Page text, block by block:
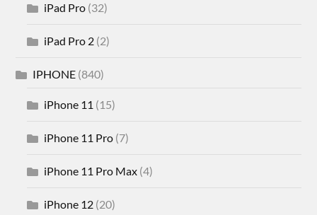
iPad Pro (32)
iPad Pro 2 (2)
IPHONE (840)
iPhone 11 (15)
iPhone 11 Pro (7)
iPhone 11 Pro Max (4)
iPhone 12 (20)